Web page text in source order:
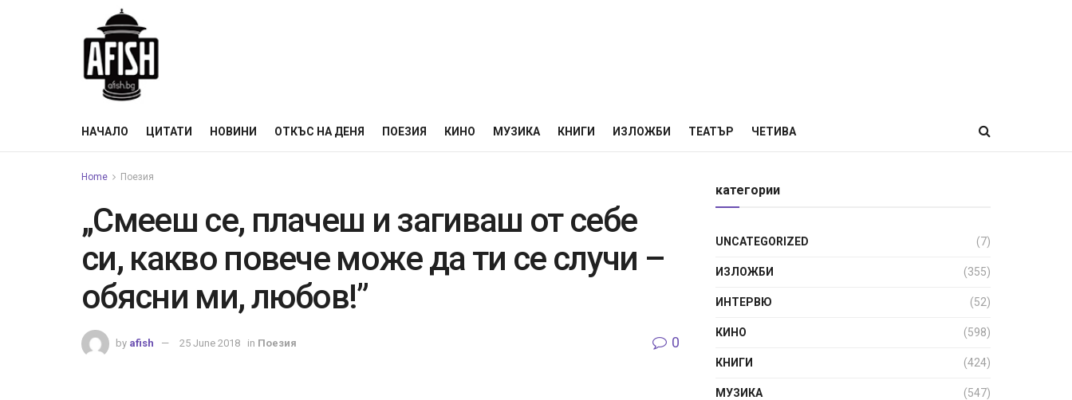
НАЧАЛО ЦИТАТИ НОВИНИ ОТКЪС НА ДЕНЯ ПОЕЗИЯ КИНО МУЗИКА КНИГИ ИЗЛОЖБИ ТЕАТЪР ЧЕТИВА
Home Поезия
„Смееш се, плачеш и загиваш от себе
си, какво повече може да ти се случи –
обясни ми, любов!”
by afish 25 June 2018 in Поезия 0
категории
UNCATEGORIZED (7)
ИЗЛОЖБИ (355)
ИНТЕРВЮ (52)
КИНО (598)
КНИГИ (424)
МУЗИКА (547)